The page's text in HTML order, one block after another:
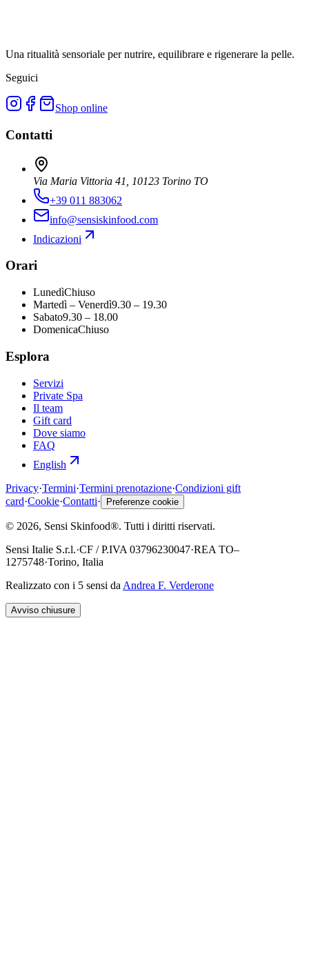
Una ritualità sensoriale per nutrire, equilibrare e rigenerare la pelle.
Seguici
Shop online
Contatti
Via Maria Vittoria 41, 10123 Torino TO
+39 011 883062
info@sensiskinfood.com
Indicazioni
Orari
LunedìChiuso
Martedì – Venerdì9.30 – 19.30
Sabato9.30 – 18.00
DomenicaChiuso
Esplora
Servizi
Private Spa
Il team
Gift card
Dove siamo
FAQ
English
Privacy·Termini·Termini prenotazione·Condizioni gift
card·Cookie·Contatti· Preferenze cookie
© 2026, Sensi Skinfood®. Tutti i diritti riservati.
Sensi Italie S.r.l.·CF / P.IVA 03796230047·REA TO–
1275748·Torino, Italia
Realizzato con i 5 sensi da Andrea F. Verderone
Avviso chiusure